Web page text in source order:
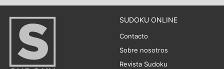
SUDOKU ONLINE
Contacto
Sobre nosotros
Revista Sudoku